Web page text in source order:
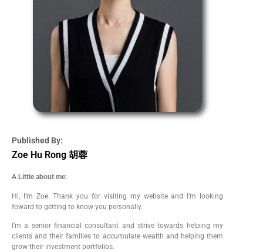
Published By:
Zoe Hu Rong 胡蓉
A Little about me:
Hi, I’m Zoe. Thank you for visiting my website and I’m looking
foward to getting to know you personally.
I’m a senior financial consultant and strive towards helping my
clients and their families to accumulate wealth and helping them
grow their investment portfolios.